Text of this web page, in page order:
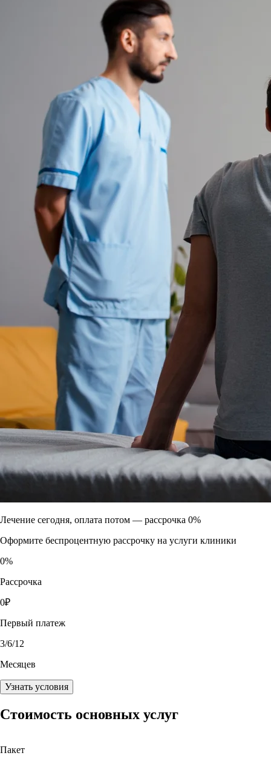
Лечение сегодня, оплата потом — рассрочка 0%
Оформите беспроцентную рассрочку на услуги клиники
0%
Рассрочка
0₽
Первый платеж
3/6/12
Месяцев
Узнать условия
Стоимость основных услуг
Пакет